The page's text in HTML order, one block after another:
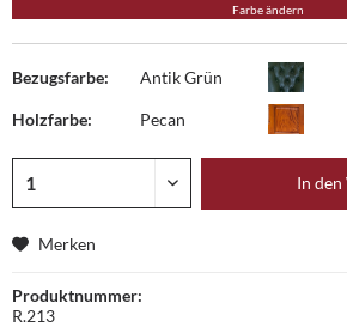
Farbe ändern
Bezugsfarbe: Antik Grün
Holzfarbe: Pecan
In den
Merken
Produktnummer:
R.213